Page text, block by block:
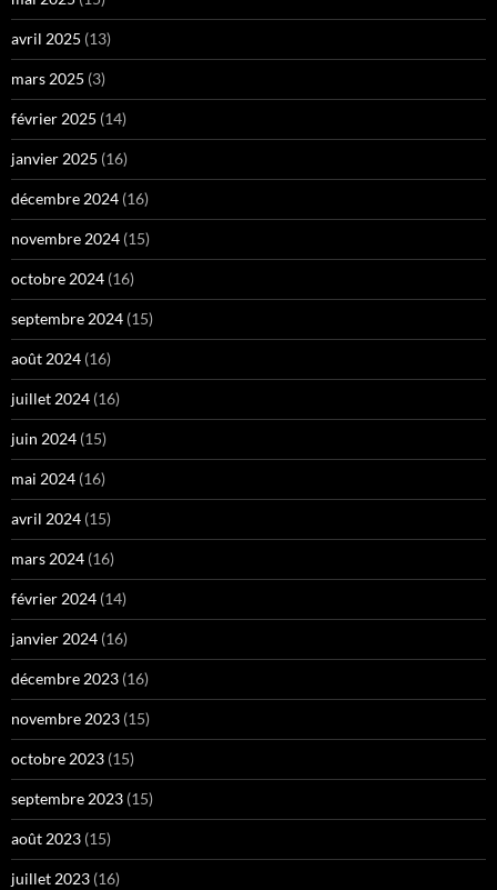
avril 2025 (13)
mars 2025 (3)
février 2025 (14)
janvier 2025 (16)
décembre 2024 (16)
novembre 2024 (15)
octobre 2024 (16)
septembre 2024 (15)
août 2024 (16)
juillet 2024 (16)
juin 2024 (15)
mai 2024 (16)
avril 2024 (15)
mars 2024 (16)
février 2024 (14)
janvier 2024 (16)
décembre 2023 (16)
novembre 2023 (15)
octobre 2023 (15)
septembre 2023 (15)
août 2023 (15)
juillet 2023 (16)